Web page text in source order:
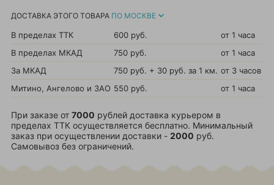
ДОСТАВКА ЭТОГО ТОВАРА ПО МОСКВЕ
В пределах ТТК 600 руб.
от 1 часа
В пределах МКАД
750 руб.
от 1 часа
За МКАД
750 руб. + 30 руб. за 1 км. от 3 часов
Митино, Ангелово и ЗАО 550 руб. от 1 часа
При заказе от 7000 рублей доставка курьером в
пределах ТТК осуществляется бесплатно. Минимальный
заказ при осуществлении доставки - 2000 руб.
Самовывоз без ограничений.